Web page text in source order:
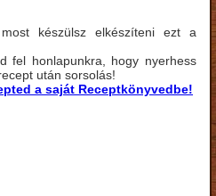
készülsz elkészíteni ezt a
fel honlapunkra, hogy nyerhess
után sorsolás!
a saját Receptkönyvedbe!